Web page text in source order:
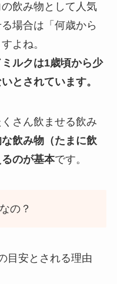
飲み物として人気
場合は「何歳から
よね。
ルクは1歳頃から少
とされています。
さん飲ませる飲み
飲み物（たまに飲
のが基本です。
の？
目安とされる理由